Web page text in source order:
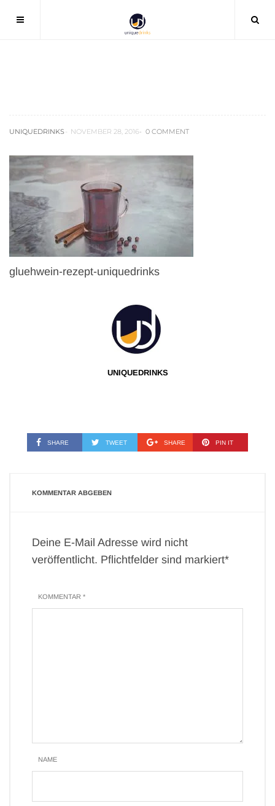
UNIQUEDRINKS NOVEMBER 28, 2016 0 COMMENT
gluehwein-rezept-uniquedrinks
UNIQUEDRINKS
SHARE TWEET SHARE PIN IT
KOMMENTAR ABGEBEN
Deine E-Mail Adresse wird nicht
veröffentlicht. Pflichtfelder sind markiert*
KOMMENTAR *
NAME